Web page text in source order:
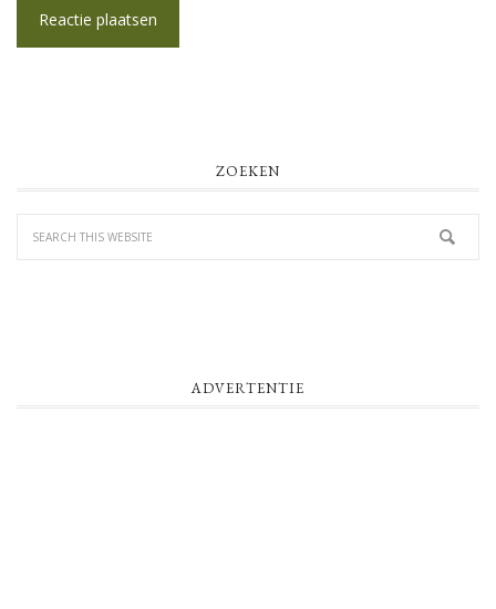
ZOEKEN
ADVERTENTIE